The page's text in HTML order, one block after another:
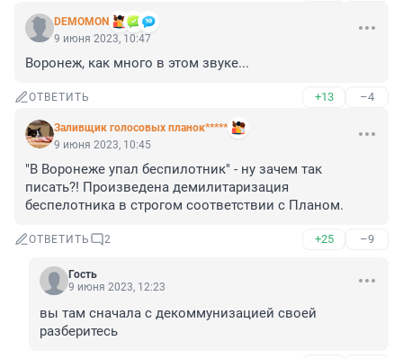
DEMOMON
9 июня 2023, 10:47
Воронеж, как много в этом звуке...
ОТВЕТИТЬ +13 –4
Заливщик голосовых планок*****
9 июня 2023, 10:45
"В Воронеже упал беспилотник" - ну зачем так
писать?! Произведена демилитаризация
беспелотника в строгом соответствии с Планом.
ОТВЕТИТЬ 2 +25 –9
Гость
9 июня 2023, 12:23
вы там сначала с декоммунизацией своей
разберитесь